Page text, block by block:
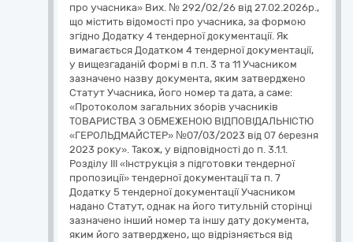
про учасника» Вих. № 292/02/26 від 27.02.2026р.,
що містить відомості про учасника, за формою
згідно Додатку 4 тендерної документації. Як
вимагається Додатком 4 тендерної документації,
у вищезгаданій формі в п.п. 3 та 11 Учасником
зазначено назву документа, яким затверджено
Статут Учасника, його номер та дата, а саме:
«Протоколом загальних зборів учасників
ТОВАРИСТВА З ОБМЕЖЕНОЮ ВІДПОВІДАЛЬНІСТЮ
«ГЕРОЛЬДМАЙСТЕР» №07/03/2023 від 07 березня
2023 року». Також, у відповідності до п. 3.1.1.
Розділу ІІI «Інструкція з підготовки тендерної
пропозиції» тендерної документації та п. 7
Додатку 5 тендерної документації Учасником
надано Статут, однак на його титульній сторінці
зазначено інший номер та іншу дату документа,
яким його затверджено, що відрізняється від